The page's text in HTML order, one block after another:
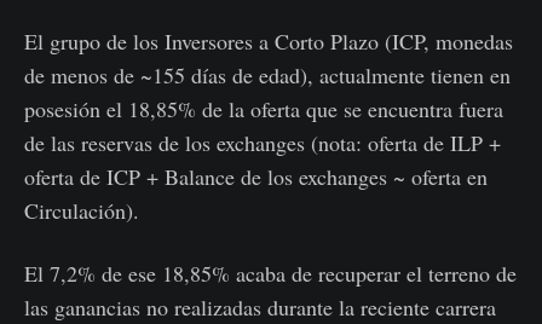
El grupo de los Inversores a Corto Plazo (ICP, monedas
de menos de ~155 días de edad), actualmente tienen en
posesión el 18,85% de la oferta que se encuentra fuera
de las reservas de los exchanges (nota: oferta de ILP +
oferta de ICP + Balance de los exchanges ~ oferta en
Circulación).
El 7,2% de ese 18,85% acaba de recuperar el terreno de
las ganancias no realizadas durante la reciente carrera